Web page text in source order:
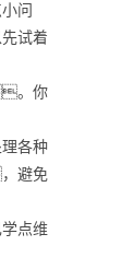
问
试着
。你
各种
避免
点维